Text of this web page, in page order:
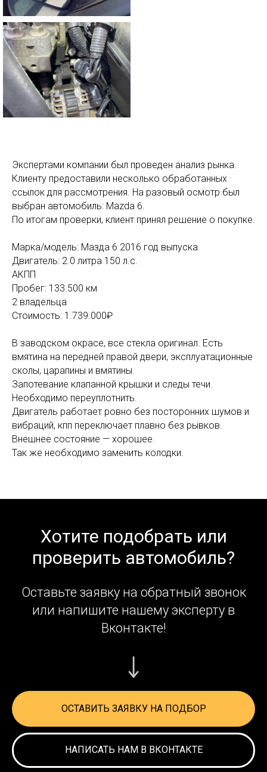
Экспертами компании был проведен анализ рынка.
Клиенту предоставили несколько обработанных
ссылок для рассмотрения. На разовый осмотр был
выбран автомобиль: Mazda 6.
По итогам проверки, клиент принял решение о покупке.
Марка/модель: Мазда 6 2016 год выпуска
Двигатель: 2.0 литра 150 л.с.
АКПП
Пробег: 133.500 км
2 владельца
Стоимость: 1.739.000₽
В заводском окрасе, все стекла оригинал. Есть
вмятина на передней правой двери, эксплуатационные
сколы, царапины и вмятины.
Запотевание клапанной крышки и следы течи.
Необходимо переуплотнить.
Двигатель работает ровно без посторонних шумов и
вибраций, кпп переключает плавно без рывков.
Внешнее состояние — хорошее.
Так же необходимо заменить колодки.
Хотите подобрать или
проверить автомобиль?
Оставьте заявку на обратный звонок
или напишите нашему эксперту в
Вконтакте!
ОСТАВИТЬ ЗАЯВКУ НА ПОДБОР
НАПИСАТЬ НАМ В ВКОНТАКТЕ